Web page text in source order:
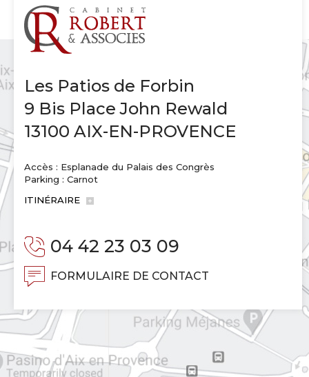
Les Patios de Forbin
9 Bis Place John Rewald
13100 AIX-EN-PROVENCE
Accès : Esplanade du Palais des Congrès
Parking : Carnot
ITINÉRAIRE
04 42 23 03 09
FORMULAIRE DE CONTACT